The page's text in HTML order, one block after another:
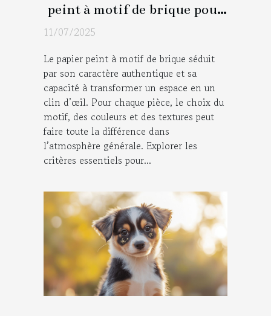
peint à motif de brique pour
chaque pièce ?
11/07/2025
Le papier peint à motif de brique séduit
par son caractère authentique et sa
capacité à transformer un espace en un
clin d’œil. Pour chaque pièce, le choix du
motif, des couleurs et des textures peut
faire toute la différence dans
l’atmosphère générale. Explorer les
critères essentiels pour...